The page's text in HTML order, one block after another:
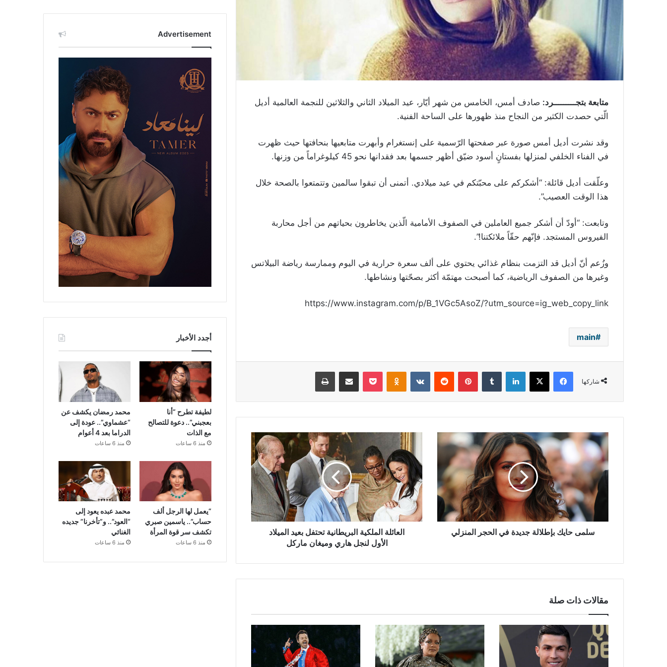
متابعة بتجـــــــــرد: صادف أمس، الخامس من شهر أيّار، عيد الميلاد الثاني والثلاثين للنجمة العالمية أديل
الّتي حصدت الكثير من النجاح منذ ظهورها على الساحة الفنية.
وقد نشرت أديل أمس صورة عبر صفحتها الرّسمية على إنستغرام وأبهرت متابعيها بنحافتها حيث ظهرت
في الفناء الخلفي لمنزلها بفستانٍ أسود ضيّق أظهر جسمها بعد فقدانها نحو 45 كيلوغراماً من وزنها.
وعلّقت أديل قائلة: “أشكركم على محبّتكم في عيد ميلادي. أتمنى أن تبقوا سالمين وتتمتعوا بالصحة خلال
هذا الوقت العصيب”.
وتابعت: “أودّ أن أشكر جميع العاملين في الصفوف الأمامية الّذين يخاطرون بحياتهم من أجل محاربة
الفيروس المستجد. فإنّهم حقّاً ملائكتنا!”.
وزُعم أنّ أديل قد التزمت بنظام غذائي يحتوي على ألف سعرة حرارية في اليوم وممارسة رياضة البيلاتس
وغيرها من الصفوف الرياضية، كما أصبحت مهتمّة أكثر بصحّتها ونشاطها.
https://www.instagram.com/p/B_1VGc5AsoZ/?utm_source=ig_web_copy_link
main
شاركها
فيسبوك ‫X لينكدإن بينتيريست Odnoklassniki
‫Pocket مشاركة عبر البريد طباعة
سلمى
حايك
بإطلالة
جديدة
في
الحجر
المنزلي
سلمى حايك بإطلالة جديدة في الحجر المنزلي
العائلة
الملكية
البريطانية
تحتفل
بعيد
الميلاد
الأول
لنجل
هاري
العائلة الملكية البريطانية تحتفل بعيد الميلاد
الأول لنجل هاري وميغان ماركل
مقالات ذات صلة
Advertisement
أجدد الأخبار
لطيفة تطرح “أنا
بعجبني”.. دعوة للتصالح
مع الذات
منذ 6 ساعات
محمد رمضان يكشف عن
“عشماوي”.. عودة إلى
الدراما بعد 4 أعوام
منذ 6 ساعات
“يعمل لها الرجل ألف
حساب”.. ياسمين صبري
تكشف سر قوة المرأة
منذ 6 ساعات
محمد عبده يعود إلى
“العود”.. و”تأخرنا” جديده
الغنائي
منذ 6 ساعات